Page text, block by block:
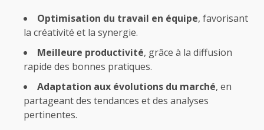
Optimisation du travail en équipe, favorisant
la créativité et la synergie.
Meilleure productivité, grâce à la diffusion
rapide des bonnes pratiques.
Adaptation aux évolutions du marché, en
partageant des tendances et des analyses
pertinentes.